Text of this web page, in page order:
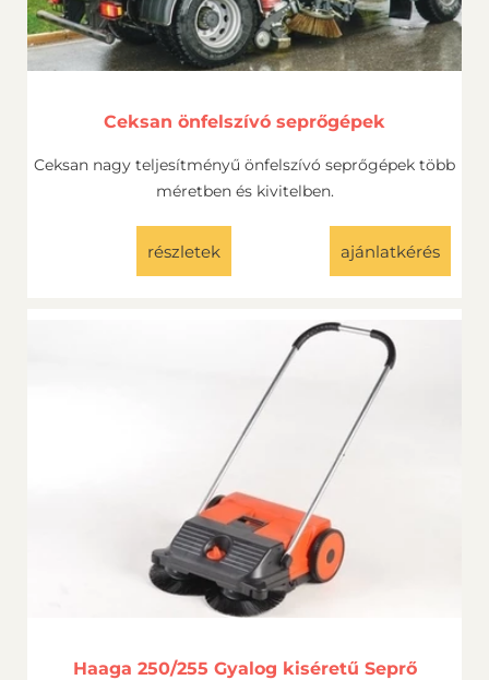
Ceksan önfelszívó seprőgépek
Ceksan nagy teljesítményű önfelszívó seprőgépek több
méretben és kivitelben.
részletek ajánlatkérés
Haaga 250/255 Gyalog kiséretű Seprő